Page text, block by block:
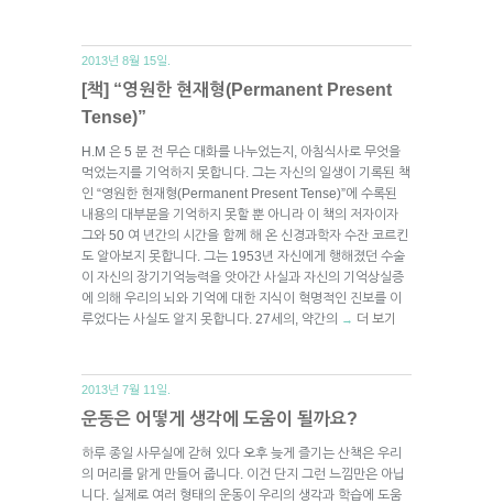
2013년 8월 15일.
[책] “영원한 현재형(Permanent Present
Tense)”
H.M 은 5 분 전 무슨 대화를 나누었는지, 아침식사로 무엇을
먹었는지를 기억하지 못합니다. 그는 자신의 일생이 기록된 책
인 “영원한 현재형(Permanent Present Tense)”에 수록된
내용의 대부분을 기억하지 못할 뿐 아니라 이 책의 저자이자
그와 50 여 년간의 시간을 함께 해 온 신경과학자 수잔 코르킨
도 알아보지 못합니다. 그는 1953년 자신에게 행해졌던 수술
이 자신의 장기기억능력을 앗아간 사실과 자신의 기억상실증
에 의해 우리의 뇌와 기억에 대한 지식이 혁명적인 진보를 이
루었다는 사실도 알지 못합니다. 27세의, 약간의
→ 더 보기
2013년 7월 11일.
운동은 어떻게 생각에 도움이 될까요?
하루 종일 사무실에 갇혀 있다 오후 늦게 즐기는 산책은 우리
의 머리를 맑게 만들어 줍니다. 이건 단지 그런 느낌만은 아닙
니다. 실제로 여러 형태의 운동이 우리의 생각과 학습에 도움